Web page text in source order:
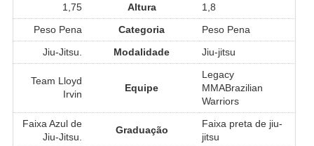
1,75
Altura
1,8
Peso Pena
Categoria
Peso Pena
Jiu-Jitsu.
Modalidade Jiu-jitsu
Team Lloyd
Irvin
Equipe
Legacy
MMABrazilian
Warriors
Faixa Azul de
Jiu-Jitsu.
Graduação
Faixa preta de jiu-
jitsu